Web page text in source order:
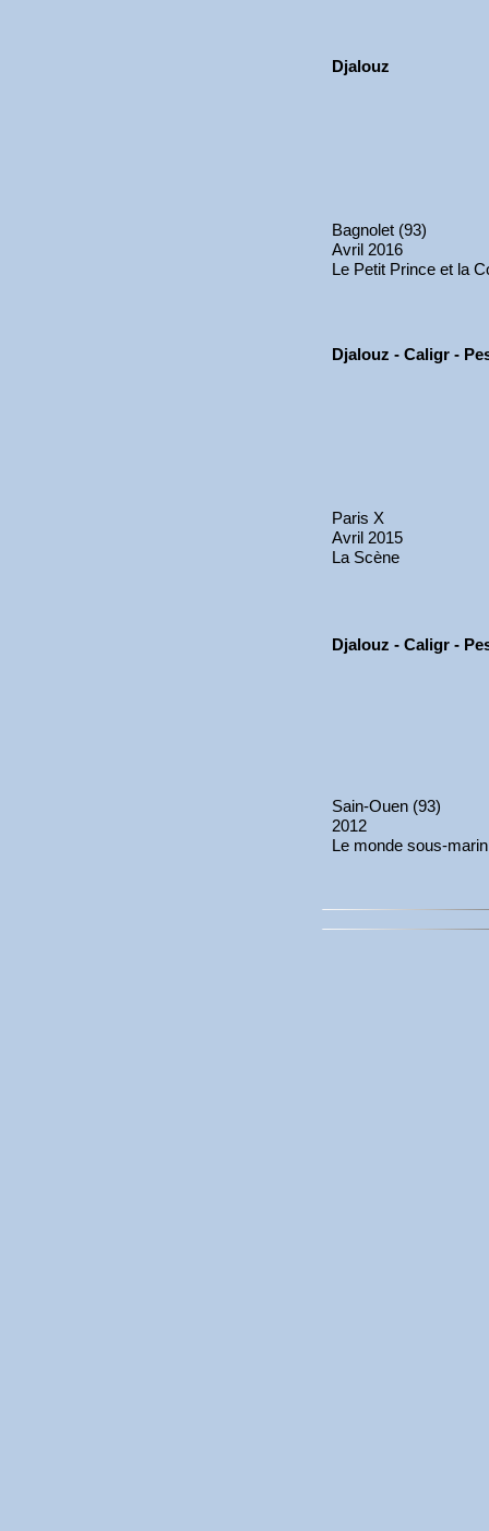
Djalouz
Bagnolet (93)
Avril 2016
Le Petit Prince et la
Djalouz - Caligr -
Paris X
Avril 2015
La Scène
Djalouz - Caligr -
Sain-Ouen (93)
2012
Le monde sous-marin